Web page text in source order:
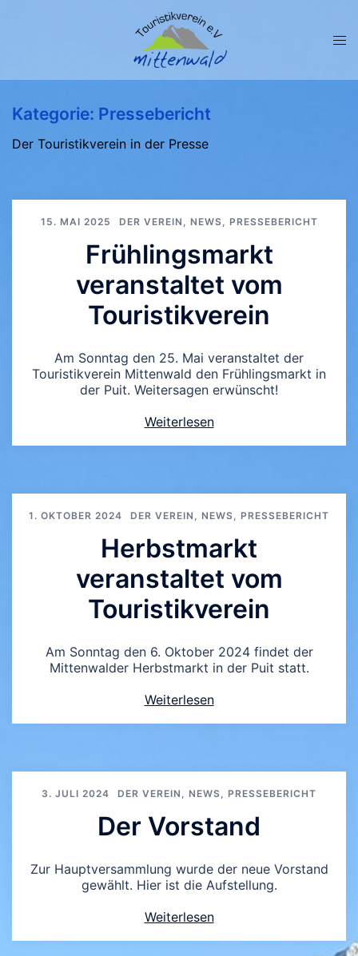
Kategorie: Pressebericht
Der Touristikverein in der Presse
15. MAI 2025 DER VEREIN , NEWS, PRESSEBERICHT
Frühlingsmarkt
veranstaltet vom
Touristikverein
Am Sonntag den 25. Mai veranstaltet der
Touristikverein Mittenwald den Frühlingsmarkt in
der Puit. Weitersagen erwünscht!
Weiterlesen
1. OKTOBER 2024 DER VEREIN , NEWS, PRESSEBERICHT
Herbstmarkt
veranstaltet vom
Touristikverein
Am Sonntag den 6. Oktober 2024 findet der
Mittenwalder Herbstmarkt in der Puit statt.
Weiterlesen
3. JULI 2024 DER VEREIN , NEWS, PRESSEBERICHT
Der Vorstand
Zur Hauptversammlung wurde der neue Vorstand
gewählt. Hier ist die Aufstellung.
Weiterlesen